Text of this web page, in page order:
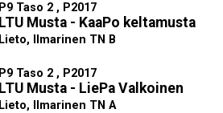
P9 Taso 2 , P2017
LTU Musta - KaaPo keltamusta
Lieto, Ilmarinen TN B
P9 Taso 2 , P2017
LTU Musta - LiePa Valkoinen
Lieto, Ilmarinen TN A